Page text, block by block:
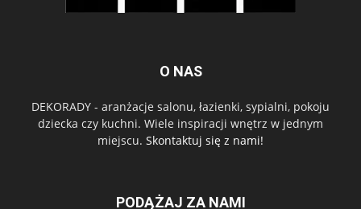
O NAS
DEKORADY - aranżacje salonu, łazienki, sypialni, pokoju
dziecka czy kuchni. Wiele inspiracji wnętrz w jednym
miejscu. Skontaktuj się z nami!
PODĄŻAJ ZA NAMI